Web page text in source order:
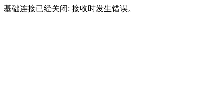
基础连接已经关闭: 接收时发生错误。